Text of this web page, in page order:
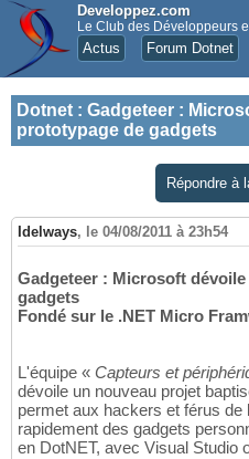
Developpez.com
Le Club des Développeurs
Actus Forum Dotnet
Dotnet : Gadgeteer :
prototypage de gadgets
Répondre à
Idelways, le 04/08/2011 à 23h54
Gadgeteer : Microsoft
gadgets
Fondé sur le .NET Micro
L'équipe « Capteurs et
dévoile un nouveau projet
permet aux hackers et férus
rapidement des gadgets
en DotNET, avec Visual Studio